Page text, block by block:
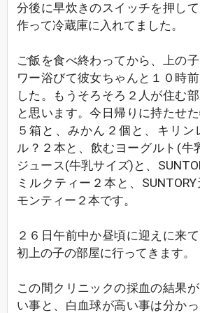
分後に早炊きのスイッチを押し
作って冷蔵庫に入れてました。
ご飯を食べ終わってから、上の
ワー浴びて彼女ちゃんと１０時
した。もうそろそろ２人が住む
と思います。今日帰りに持たせ
５箱と、みかん２個と、キリン
ル？２本と、飲むヨーグルト(牛
ジュース(牛乳サイズ)と、
ミルクティー２本と、
モンティー２本です。
２６日午前中か昼頃に迎えに来
初上の子の部屋に行ってきます。
この間クリニックの採血の結果
い事と、白血球が高い事は分か